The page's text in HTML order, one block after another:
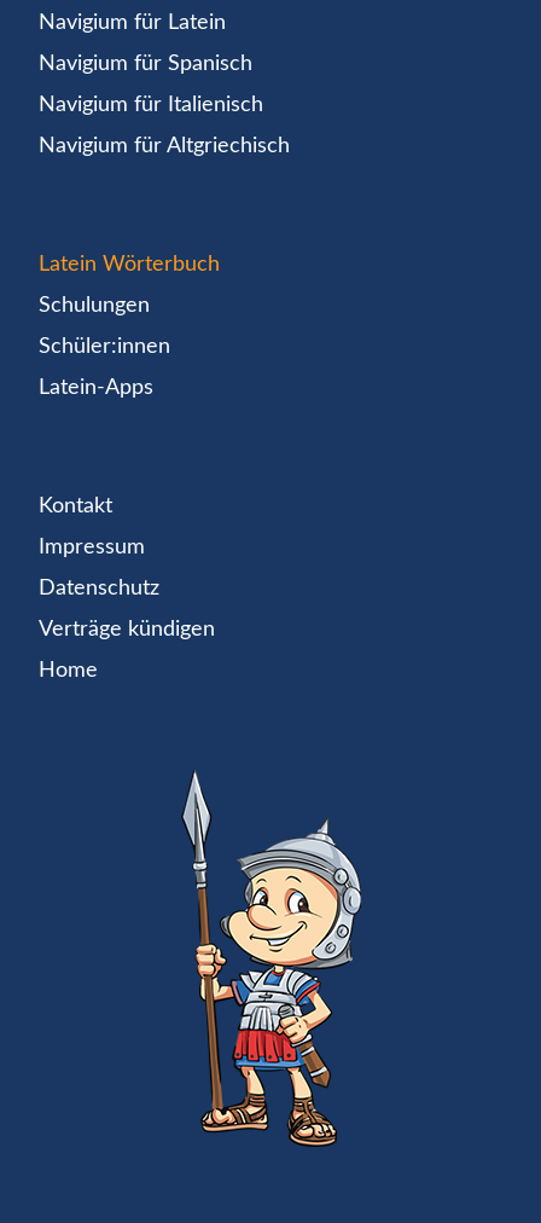
Navigium für Latein
Navigium für Spanisch
Navigium für Italienisch
Navigium für Altgriechisch
Latein Wörterbuch
Schulungen
Schüler:innen
Latein-Apps
Kontakt
Impressum
Datenschutz
Verträge kündigen
Home